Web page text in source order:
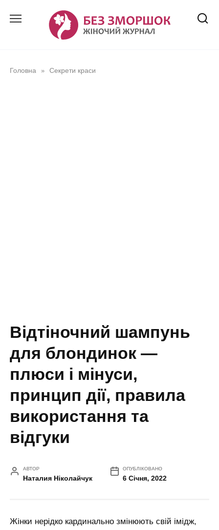
Головна » Секрети краси
Відтіночний шампунь
для блондинок —
плюси і мінуси,
принцип дії, правила
використання та
відгуки
АВТОР
Наталия Ніколайчук
ОПУБЛІКОВАНО
6 Січня, 2022
Жінки нерідко кардинально змінюють свій імідж,